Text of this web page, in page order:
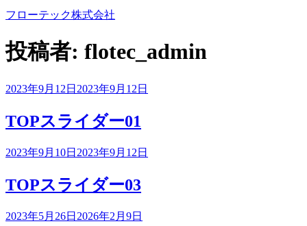
フローテック株式会社
投稿者: flotec_admin
投
日:
2023年9月12日 2023年9月12日
TOPスライダー01
投
日:
2023年9月10日 2023年9月12日
TOPスライダー03
投
2023年5月26日 2026年2月9日